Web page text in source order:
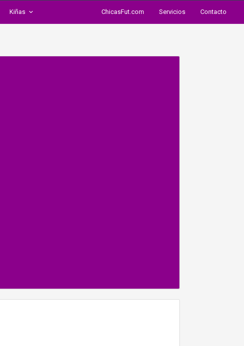
Kiñas ChicasFut.com Servicios Contacto